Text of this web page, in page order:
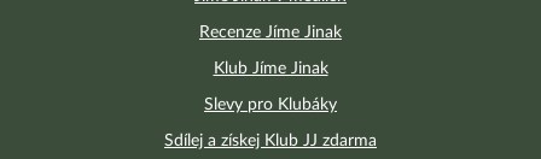
Recenze Jíme Jinak
Klub Jíme Jinak
Slevy pro Klubáky
Sdílej a získej Klub JJ zdarma